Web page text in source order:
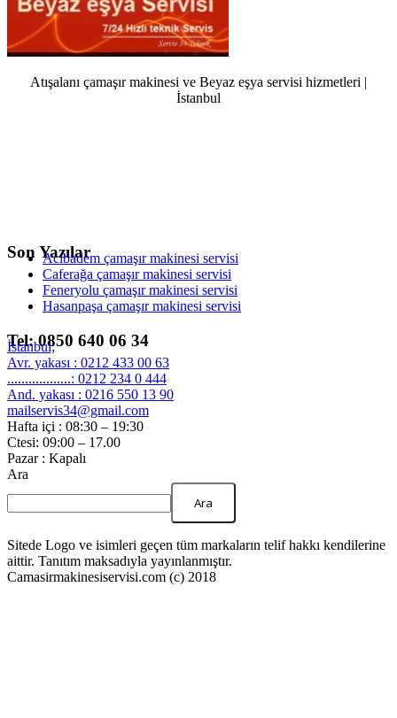
Atışalanı çamaşır makinesi ve Beyaz eşya servisi hizmetleri |
İstanbul
Son Yazılar
Acıbadem çamaşır makinesi servisi
Caferağa çamaşır makinesi servisi
Feneryolu çamaşır makinesi servisi
Hasanpaşa çamaşır makinesi servisi
Tel: 0850 640 06 34
İstanbul;
Avr. yakası : 0212 433 00 63
..................: 0212 234 0 444
And. yakası : 0216 550 13 90
mailservis34@gmail.com
Hafta içi : 08:30 – 19:30
Ctesi: 09:00 – 17.00
Pazar : Kapalı
Ara
Ara
Sitede Logo ve isimleri geçen tüm markaların telif hakkı kendilerine
aittir. Tanıtım maksadıyla yayınlanmıştır.
Camasirmakinesiservisi.com (c) 2018